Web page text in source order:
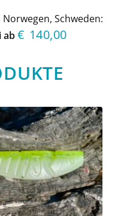
Schweden:
ab€ 140,00